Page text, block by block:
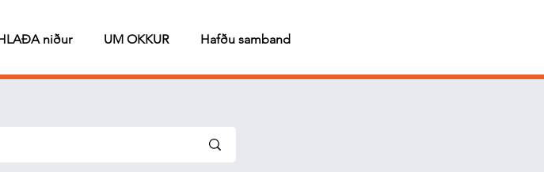
niður UM OKKUR Hafðu samband